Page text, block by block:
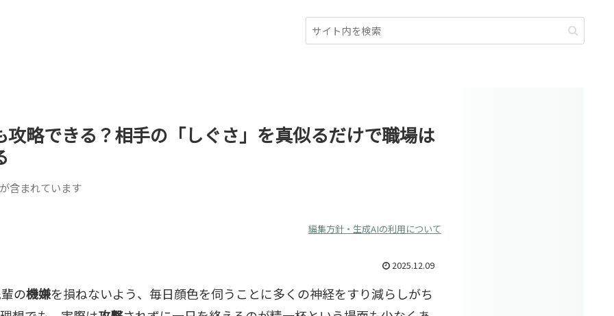
攻略できる？相手の「しぐさ」を真似るだけで職場は
含まれています
編集方針・生成AIの利用について
2025.12.09
の機嫌を損ねないよう、毎日顔色を伺うことに多くの神経をすり減らしがち